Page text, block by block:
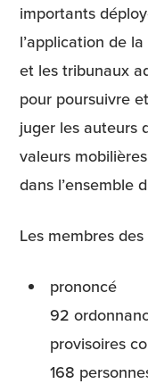
importants
l’application de la
et les tribunaux
pour poursuivre et
juger les auteurs
valeurs mobilières
dans l’ensemble
Les membres
prononcé
92
provisoires
168